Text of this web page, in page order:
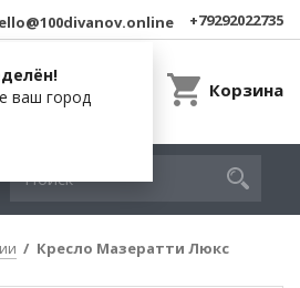
ваш город
+79292022735
Корзина
Кресло Мазератти Люкс